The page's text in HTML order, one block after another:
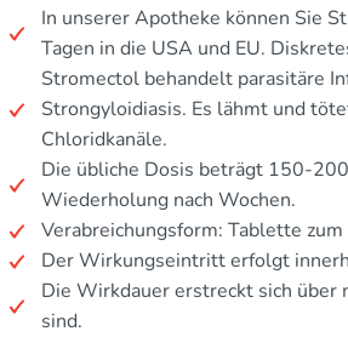
In unserer Apotheke können Sie
Tagen in die USA und EU.
Stromectol behandelt parasitäre
Strongyloidiasis. Es lähmt und
Chloridkanäle.
Die übliche Dosis beträgt 150-
Wiederholung nach Wochen.
Verabreichungsform: Tablette
Der Wirkungseintritt erfolgt
Die Wirkdauer erstreckt sich
sind.